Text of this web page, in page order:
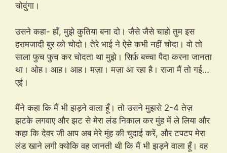
चोदुंगा।
उसने कहा- हाँ, मुझे कुतिया बना दो। जैसे जैसे चाहो तुम इस
हरामजादी बुर को चोदो। तेरे भाई ने ऐसे कभी नहीं चोदा। वो तो
साला फुच फुच कर चोदता था मुझे। सिर्फ़ बच्चा पैदा करना जानता
था। ओह। आह। आह। मज़ा। मज़ा आ रहा है। राजा मैं तो गई…
एई।
मैंने कहा कि मैं भी झड़ने वाला हूँ। तो उसने मुझसे 2-4 तेज़
झटके लगवाए और झट से मेरा लंड निकाल कर मुंह में ले लिया और
कहा कि देवर जी आप अब मेरे मुंह की चुदाई करें, और टपटप मेरा
लंड खाने लगी क्योकि वह जानती थी कि मैं भी झड़ने वाला हूँ। वह